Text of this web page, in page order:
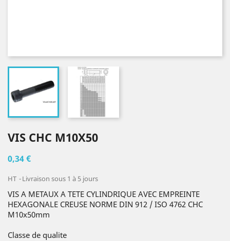
VIS CHC M10X50
0,34 €
HT Livraison sous 1 à 5 jours
VIS A METAUX A TETE CYLINDRIQUE AVEC EMPREINTE
HEXAGONALE CREUSE NORME DIN 912 / ISO 4762 CHC
M10x50mm
Classe de qualite